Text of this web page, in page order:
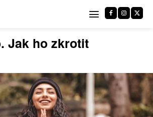
Jak ho zkrotit